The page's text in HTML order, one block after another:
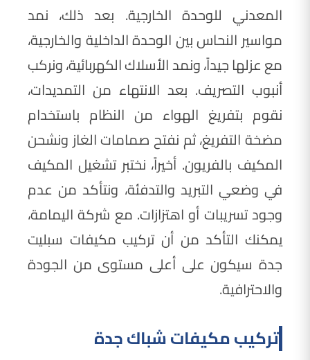
المعدني للوحدة الخارجية. بعد ذلك، نمد
مواسير النحاس بين الوحدة الداخلية والخارجية،
مع عزلها جيداً، ونمد الأسلاك الكهربائية، ونركب
أنبوب التصريف. بعد الانتهاء من التمديدات،
نقوم بتفريغ الهواء من النظام باستخدام
مضخة التفريغ، ثم نفتح صمامات الغاز ونشحن
المكيف بالفريون. أخيراً، نختبر تشغيل المكيف
في وضعي التبريد والتدفئة، ونتأكد من عدم
وجود تسريبات أو اهتزازات. مع شركة اليمامة،
يمكنك التأكد من أن تركيب مكيفات سبليت
جدة سيكون على أعلى مستوى من الجودة
والاحترافية.
تركيب مكيفات شباك جدة